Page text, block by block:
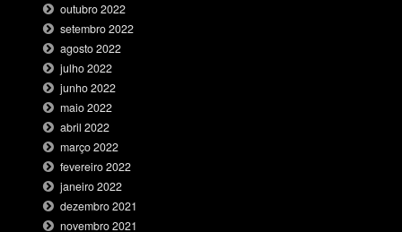
outubro 2022
setembro 2022
agosto 2022
julho 2022
junho 2022
maio 2022
abril 2022
março 2022
fevereiro 2022
janeiro 2022
dezembro 2021
novembro 2021